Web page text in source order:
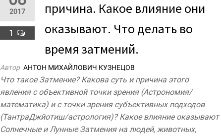
2017
1
причина. Какое влияние они
оказывают. Что делать во
время затмений.
Автор АНТОН МИХАЙЛОВИЧ КУЗНЕЦОВ
Что такое Затмение? Какова суть и причина этого
явления с объективной точки зрения (Астрономия/
математика) и с точки зрения субъективных подходов
(ТантраДжйотиш/астрология)? Какое влияние оказывают
Солнечные и Лунные Затмения на людей, животных,